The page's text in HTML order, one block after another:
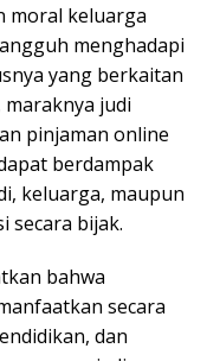
moral keluarga
menghadapi
yang berkaitan
judi
pinjaman online
berdampak
keluarga, maupun
secara bijak.
bahwa
secara
dan